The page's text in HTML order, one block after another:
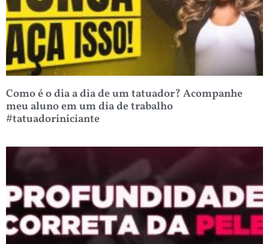
Como é o dia a dia de um tatuador? Acompanhe
meu aluno em um dia de trabalho
#tatuadoriniciante